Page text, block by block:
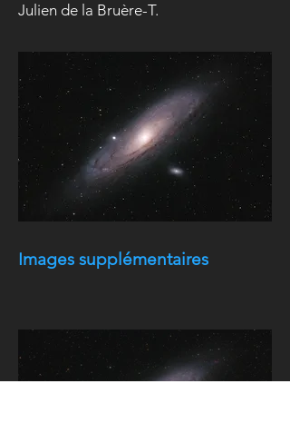
Julien de la Bruère-T.
Images supplémentaires